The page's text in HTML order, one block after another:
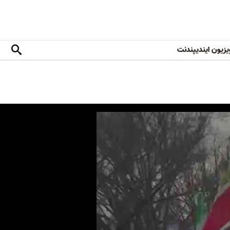
ایندیپندنت